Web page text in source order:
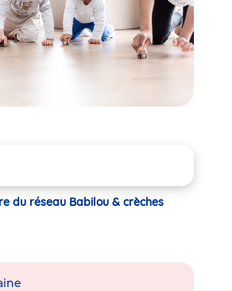
du réseau Babilou & crèches